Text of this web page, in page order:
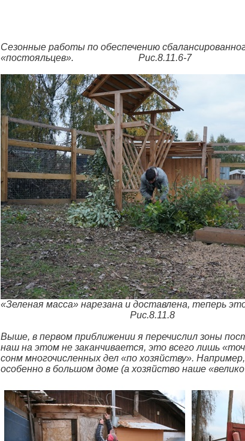
Сезонные работы по обеспечению
«постояльцев». Рис.8.11.6-7
«Зеленая масса» нарезана и доставлена,
Рис.8.11.8
Выше, в первом приближении я перечислил зоны
наш на этом не заканчивается, это всего лишь
сонм многочисленных дел «по хозяйству».
особенно в большом доме (а хозяйство наше